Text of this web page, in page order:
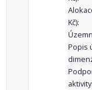
Kč):
Popis
aktivity: